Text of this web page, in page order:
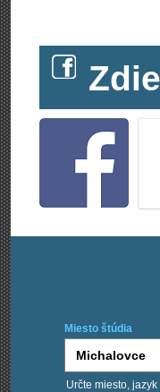
Miesto štúdia
Určte miesto,